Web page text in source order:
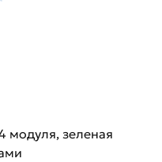
модуля, зеленая